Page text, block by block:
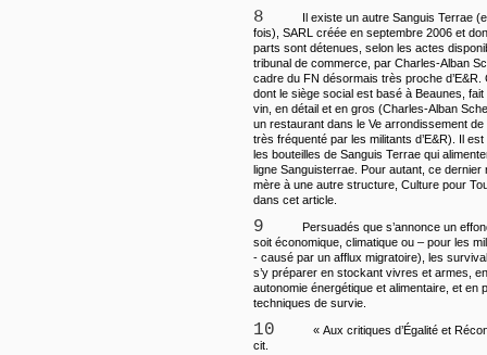
8
Il existe un autre Sanguis Terrae
fois), SARL créée en septembre 2006 et
parts sont détenues, selon les actes
tribunal de commerce, par Charles-Alban
cadre du FN désormais très proche d’E&R.
dont le siège social est basé à Beaunes,
vin, en détail et en gros (Charles-Alban
un restaurant dans le Ve arrondissement
très fréquenté par les militants d’E&R). Il
les bouteilles de Sanguis Terrae qui
ligne Sanguisterrae. Pour autant, ce dernier
mère à une autre structure, Culture pour
dans cet article.
9
soit économique, climatique ou – pour les
- causé par un afflux migratoire), les
s’y préparer en stockant vivres et armes,
autonomie énergétique et alimentaire, et en
techniques de survie.
10
« Aux critiques d’Égalité et
cit.